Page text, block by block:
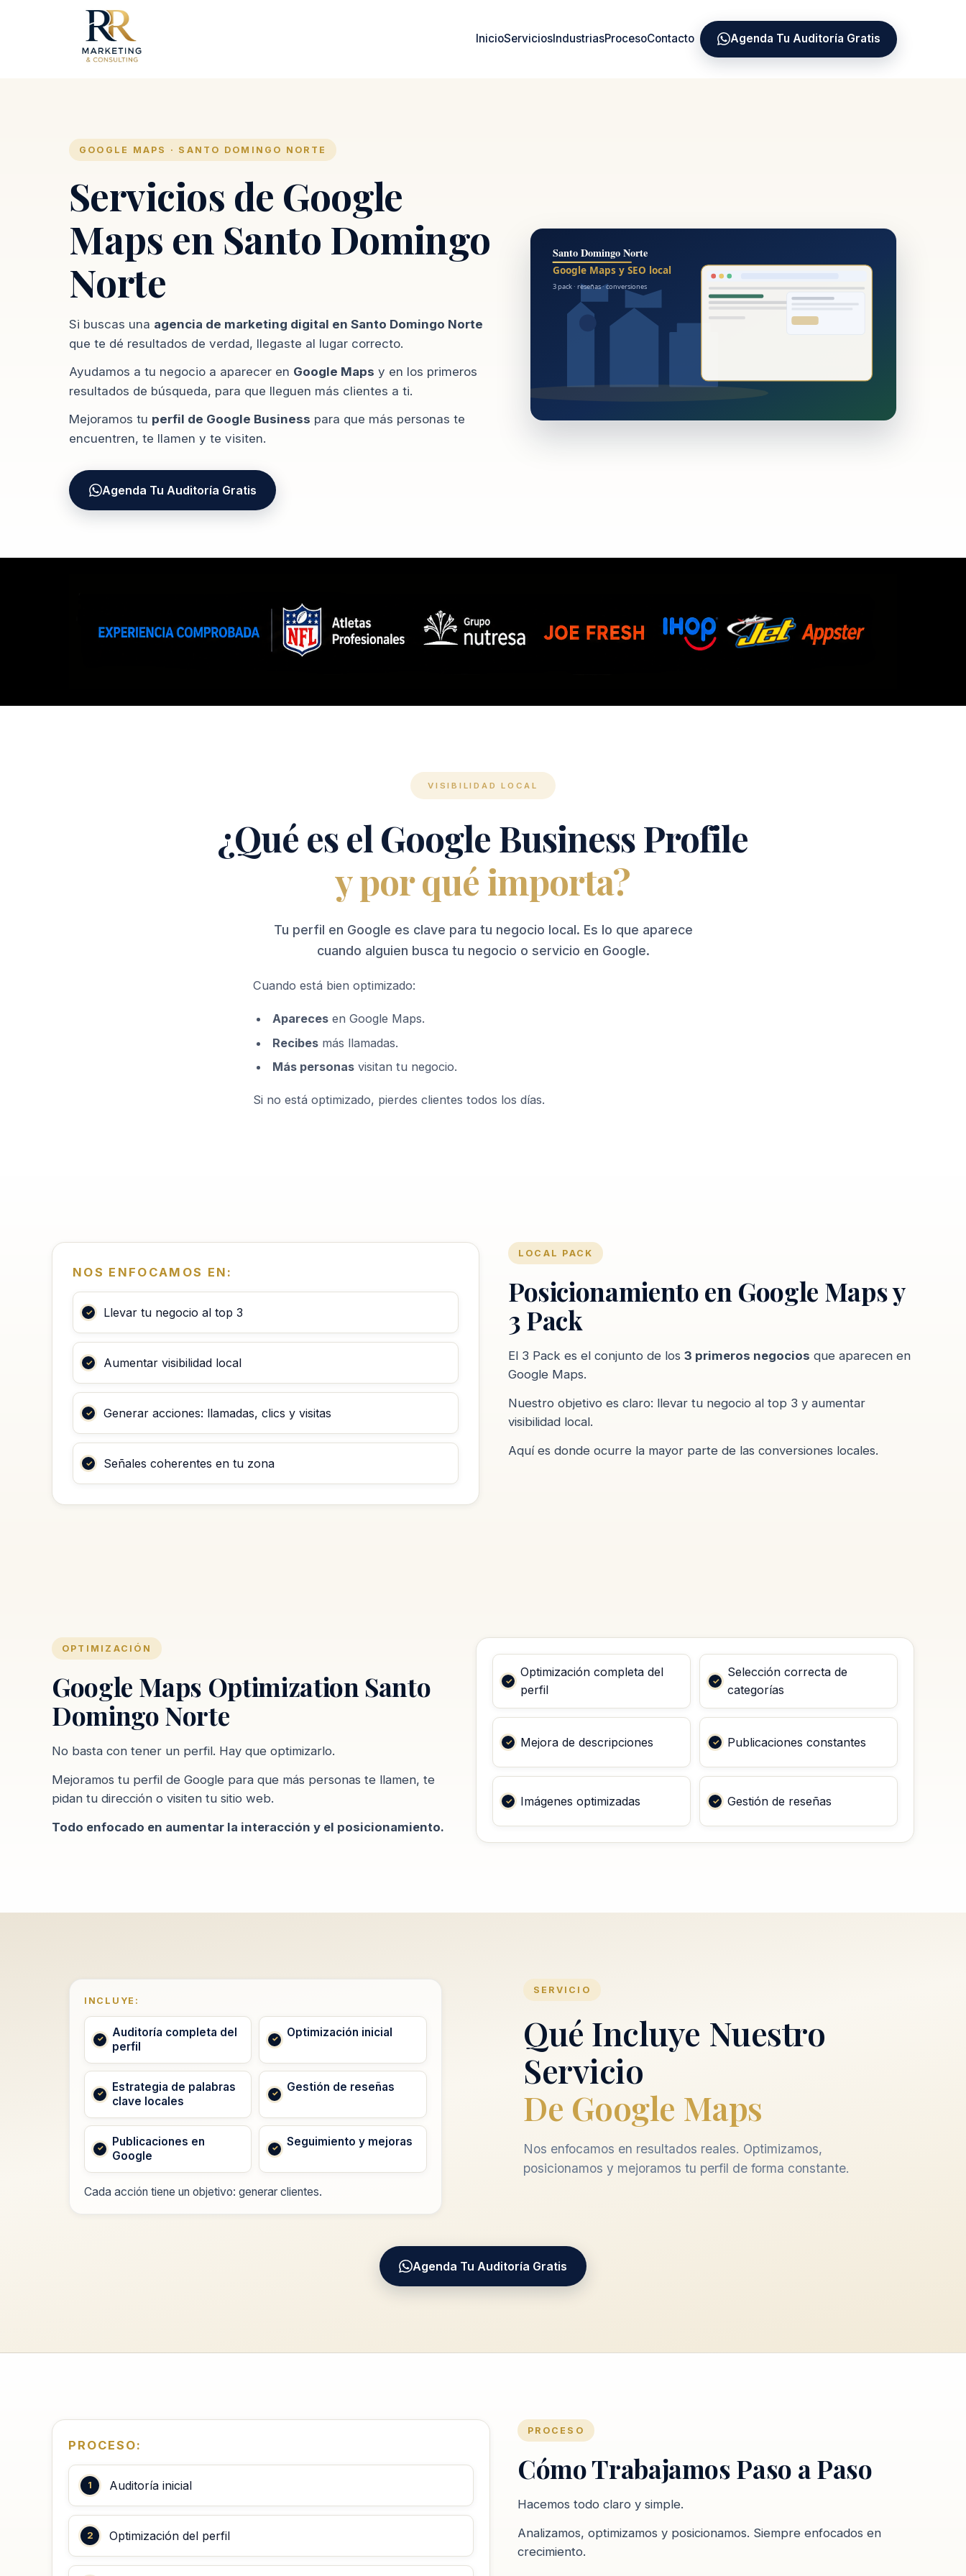
InicioServiciosIndustriasProcesoContacto Agenda Tu Auditoría Gratis
GOOGLE MAPS · SANTO DOMINGO NORTE
Servicios de Google
Maps en Santo Domingo
Norte
Si buscas una agencia de marketing digital en Santo Domingo Norte
que te dé resultados de verdad, llegaste al lugar correcto.
Ayudamos a tu negocio a aparecer en Google Maps y en los primeros
resultados de búsqueda, para que lleguen más clientes a ti.
Mejoramos tu perfil de Google Business para que más personas te
encuentren, te llamen y te visiten.
Agenda Tu Auditoría Gratis
VISIBILIDAD LOCAL
¿Qué es el Google Business Profile
y por qué importa?
Tu perfil en Google es clave para tu negocio local. Es lo que aparece
cuando alguien busca tu negocio o servicio en Google.
Cuando está bien optimizado:
Apareces en Google Maps.
Recibes más llamadas.
Más personas visitan tu negocio.
Si no está optimizado, pierdes clientes todos los días.
LOCAL PACK
Posicionamiento en Google Maps y
3 Pack
El 3 Pack es el conjunto de los 3 primeros negocios que aparecen en
Google Maps.
Nuestro objetivo es claro: llevar tu negocio al top 3 y aumentar
visibilidad local.
Aquí es donde ocurre la mayor parte de las conversiones locales.
NOS ENFOCAMOS EN:
Llevar tu negocio al top 3
Aumentar visibilidad local
Generar acciones: llamadas, clics y visitas
Señales coherentes en tu zona
OPTIMIZACIÓN
Google Maps Optimization Santo
Domingo Norte
No basta con tener un perfil. Hay que optimizarlo.
Mejoramos tu perfil de Google para que más personas te llamen, te
pidan tu dirección o visiten tu sitio web.
Todo enfocado en aumentar la interacción y el posicionamiento.
Optimización completa del
perfil
Selección correcta de
categorías
Mejora de descripciones Publicaciones constantes
Imágenes optimizadas Gestión de reseñas
SERVICIO
Qué Incluye Nuestro
Servicio
De Google Maps
Nos enfocamos en resultados reales. Optimizamos,
posicionamos y mejoramos tu perfil de forma constante.
INCLUYE:
Auditoría completa del
perfil
Optimización inicial
Estrategia de palabras
clave locales
Gestión de reseñas
Publicaciones en
Google
Seguimiento y mejoras
Cada acción tiene un objetivo: generar clientes.
Agenda Tu Auditoría Gratis
PROCESO:
Auditoría inicial
Optimización del perfil
PROCESO
Cómo Trabajamos Paso a Paso
Hacemos todo claro y simple.
Analizamos, optimizamos y posicionamos. Siempre enfocados en
crecimiento.